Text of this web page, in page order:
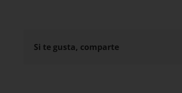
Si te gusta, comparte